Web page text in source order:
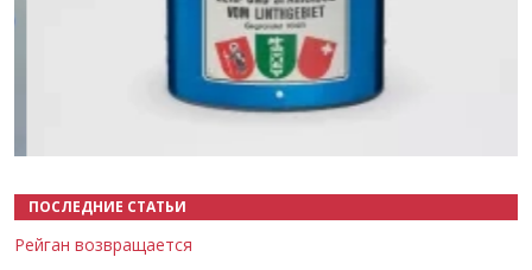
ПОСЛЕДНИЕ СТАТЬИ
Рейган возвращается